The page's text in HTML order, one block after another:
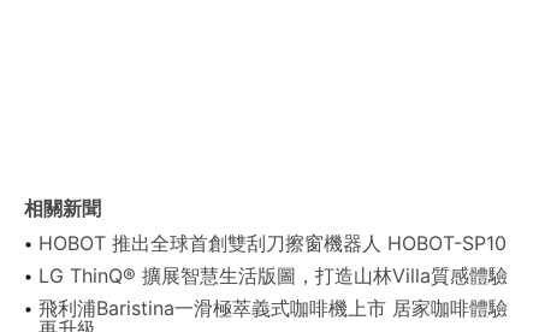
相關新聞
HOBOT 推出全球首創雙刮刀擦窗機器人 HOBOT-SP10
LG ThinQ® 擴展智慧生活版圖，打造山林Villa質感體驗
飛利浦Baristina一滑極萃義式咖啡機上市 居家咖啡體驗